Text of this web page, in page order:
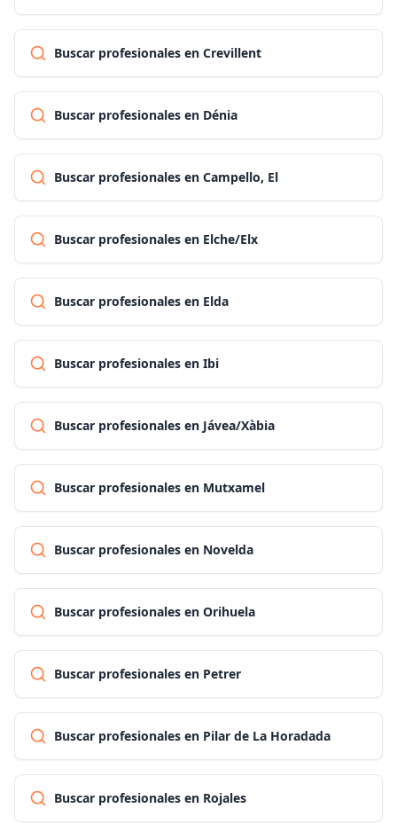
Buscar profesionales en Crevillent
Buscar profesionales en Dénia
Buscar profesionales en Campello, El
Buscar profesionales en Elche/Elx
Buscar profesionales en Elda
Buscar profesionales en Ibi
Buscar profesionales en Jávea/Xàbia
Buscar profesionales en Mutxamel
Buscar profesionales en Novelda
Buscar profesionales en Orihuela
Buscar profesionales en Petrer
Buscar profesionales en Pilar de La Horadada
Buscar profesionales en Rojales